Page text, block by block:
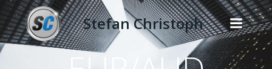
Zum
Inhalt
springen
Stefan Christoph